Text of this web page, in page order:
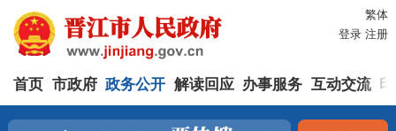
繁体
登录 注册
首页 市政府 政务公开 解读回应 办事服务 互动交流